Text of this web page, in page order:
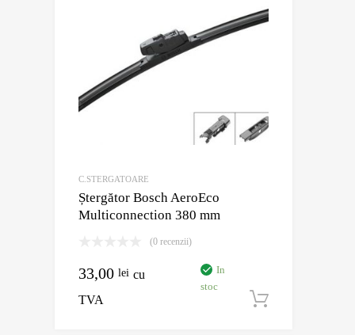
C.STERGATOARE
Ștergător Bosch AeroEco
Multiconnection 380 mm
(0 recenzii)
33,00 lei cu
TVA
In
stoc